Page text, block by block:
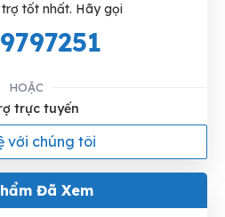
tốt nhất. Hãy gọi
HOẶC
trực tuyến
với chúng tôi
Đã Xem